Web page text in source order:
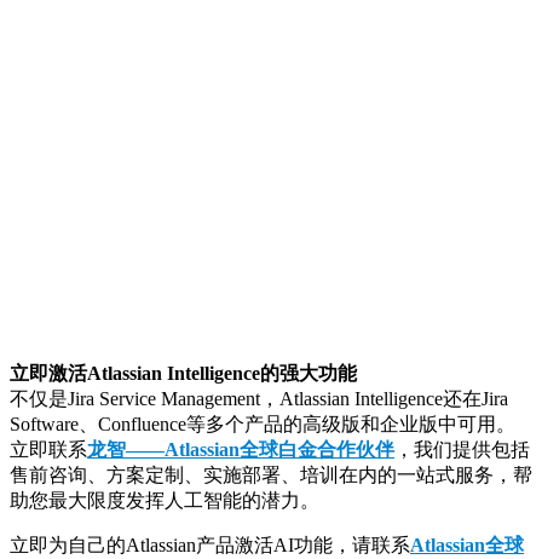
立即激活Atlassian Intelligence的强大功能
不仅是Jira Service Management，Atlassian Intelligence还在Jira
Software、Confluence等多个产品的高级版和企业版中可用。
立即联系龙智——Atlassian全球白金合作伙伴，我们提供包括
售前咨询、方案定制、实施部署、培训在内的一站式服务，帮
助您最大限度发挥人工智能的潜力。
立即为自己的Atlassian产品激活AI功能，请联系Atlassian全球